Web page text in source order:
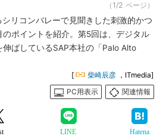
（1/2 ページ）
リコンバレーで見聞きした刺激的かつ
ポイントを紹介。第5回は、デジタル
伸ばしているSAP本社の「Palo Alto
[ 柴崎辰彦 ，ITmedia]
PC用表示
関連情報
LINE Hatena